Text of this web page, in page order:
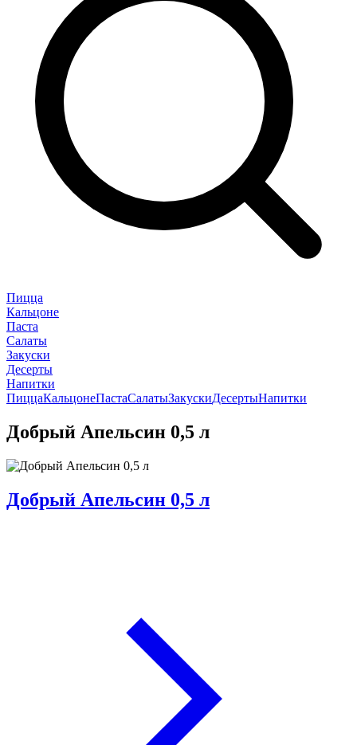
Пицца
Кальцоне
Паста
Салаты
Закуски
Десерты
Напитки
ПиццаКальцонеПастаСалатыЗакускиДесертыНапитки
Добрый Апельсин 0,5 л
Добрый Апельсин 0,5 л